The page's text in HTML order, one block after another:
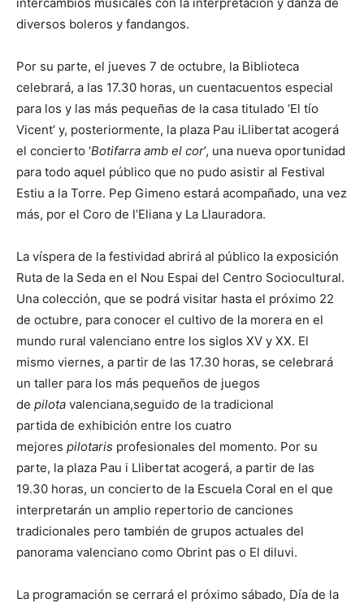
diversos boleros y fandangos.
Por su parte, el jueves 7 de octubre, la Biblioteca
celebrará, a las 17.30 horas, un cuentacuentos especial
para los y las más pequeñas de la casa titulado ‘El tío
Vicent’ y, posteriormente, la plaza Pau iLlibertat acogerá
el concierto ‘Botifarra amb el cor’, una nueva oportunidad
para todo aquel público que no pudo asistir al Festival
Estiu a la Torre. Pep Gimeno estará acompañado, una vez
más, por el Coro de l’Eliana y La Llauradora.
La víspera de la festividad abrirá al público la exposición
Ruta de la Seda en el Nou Espai del Centro Sociocultural.
Una colección, que se podrá visitar hasta el próximo 22
de octubre, para conocer el cultivo de la morera en el
mundo rural valenciano entre los siglos XV y XX. El
mismo viernes, a partir de las 17.30 horas, se celebrará
un taller para los más pequeños de juegos
de pilota valenciana,seguido de la tradicional
partida de exhibición entre los cuatro
mejores pilotaris profesionales del momento. Por su
parte, la plaza Pau i Llibertat acogerá, a partir de las
19.30 horas, un concierto de la Escuela Coral en el que
interpretarán un amplio repertorio de canciones
tradicionales pero también de grupos actuales del
panorama valenciano como Obrint pas o El diluvi.
La programación se cerrará el próximo sábado, Día de la